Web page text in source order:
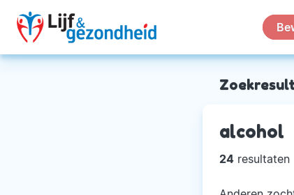
alcohol
24 resultaten